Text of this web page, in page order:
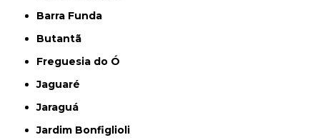
Barra Funda
Butantã
Freguesia do Ó
Jaguaré
Jaraguá
Jardim Bonfiglioli